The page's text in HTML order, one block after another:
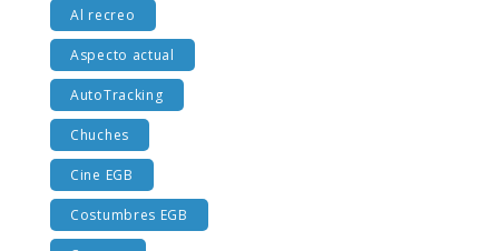
Al recreo
Aspecto actual
AutoTracking
Chuches
Cine EGB
Costumbres EGB